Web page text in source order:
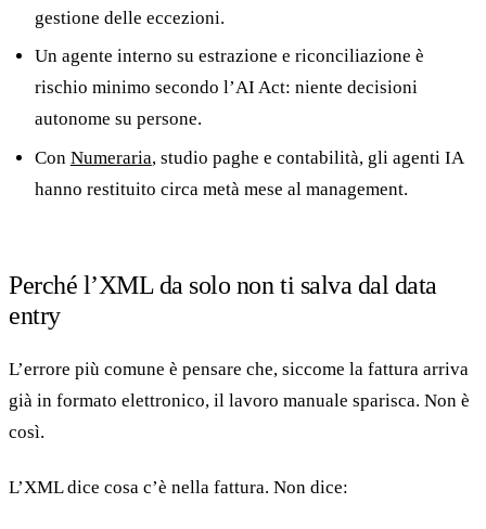
gestione delle eccezioni.
Un agente interno su estrazione e riconciliazione è
rischio minimo secondo l’AI Act: niente decisioni
autonome su persone.
Con Numeraria, studio paghe e contabilità, gli agenti IA
hanno restituito circa metà mese al management.
Perché l’XML da solo non ti salva dal data
entry
L’errore più comune è pensare che, siccome la fattura arriva
già in formato elettronico, il lavoro manuale sparisca. Non è
così.
L’XML dice cosa c’è nella fattura. Non dice: